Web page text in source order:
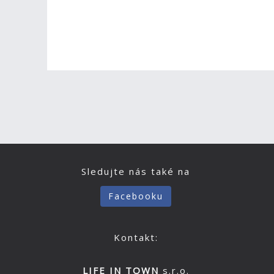
Sledujte nás také na
Facebooku
Kontakt:
LIFE IN TOWN s.r.o.